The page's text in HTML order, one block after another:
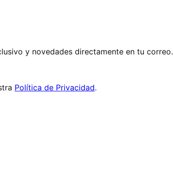
y novedades directamente en tu correo.
Política de Privacidad.